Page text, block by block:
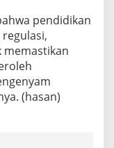
pendidikan
(hasan)